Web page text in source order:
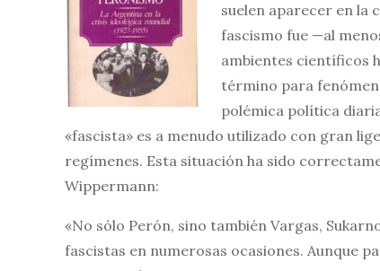
suelen aparecer en la
fascismo fue —al
ambientes científicos
término para
polémica política
«fascista» es a menudo utilizado con gran
regímenes. Esta situación ha sido
Wippermann:
«No sólo Perón, sino también Vargas,
fascistas en numerosas ocasiones. Aunque